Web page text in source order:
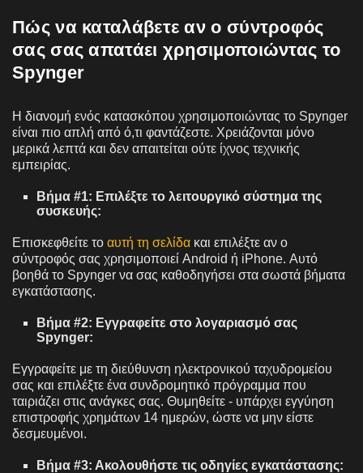
Πώς να καταλάβετε αν ο σύντροφός
σας σας απατάει χρησιμοποιώντας το
Spynger
Η διανομή ενός κατασκόπου χρησιμοποιώντας το Spynger
είναι πιο απλή από ό,τι φαντάζεστε. Χρειάζονται μόνο
μερικά λεπτά και δεν απαιτείται ούτε ίχνος τεχνικής
εμπειρίας.
Βήμα #1: Επιλέξτε το λειτουργικό σύστημα της
συσκευής:
Επισκεφθείτε το αυτή τη σελίδα και επιλέξτε αν ο
σύντροφός σας χρησιμοποιεί Android ή iPhone. Αυτό
βοηθά το Spynger να σας καθοδηγήσει στα σωστά βήματα
εγκατάστασης.
Βήμα #2: Εγγραφείτε στο λογαριασμό σας
Spynger:
Εγγραφείτε με τη διεύθυνση ηλεκτρονικού ταχυδρομείου
σας και επιλέξτε ένα συνδρομητικό πρόγραμμα που
ταιριάζει στις ανάγκες σας. Θυμηθείτε - υπάρχει εγγύηση
επιστροφής χρημάτων 14 ημερών, ώστε να μην είστε
δεσμευμένοι.
Βήμα #3: Ακολουθήστε τις οδηγίες εγκατάστασης: